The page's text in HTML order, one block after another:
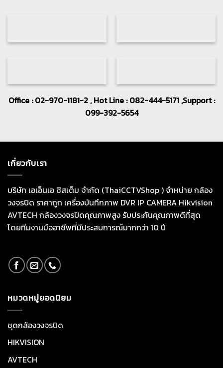
Office : 02-970-1181-2 , Hot Line : 082-444-5171 ,Support :
099-392-5654
เกี่ยวกับเรา
บริษัท เอเอ็นเอ ซิสเต็ม จำกัด (ThaiCCTVShop ) จำหน่าย กล้อง
วงจรปิด ราคาถูก เครื่องบันทึกภาพ DVR IP CAMERA Hikvision
AVTECH กล้องวงจรปิดคุณภาพสูง รับประกันคุณภาพดีที่สุด
โดยทีมงานมืออาชีพที่มีประสบการณ์มากกว่า 10 ปี
หมวดหมู่ยอดนิยม
ชุดกล้องวงจรปิด
HIKVISION
AVTECH